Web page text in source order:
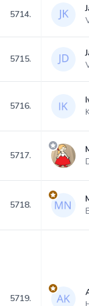
5714.
5715.
5716.
5717.
5718.
5719.